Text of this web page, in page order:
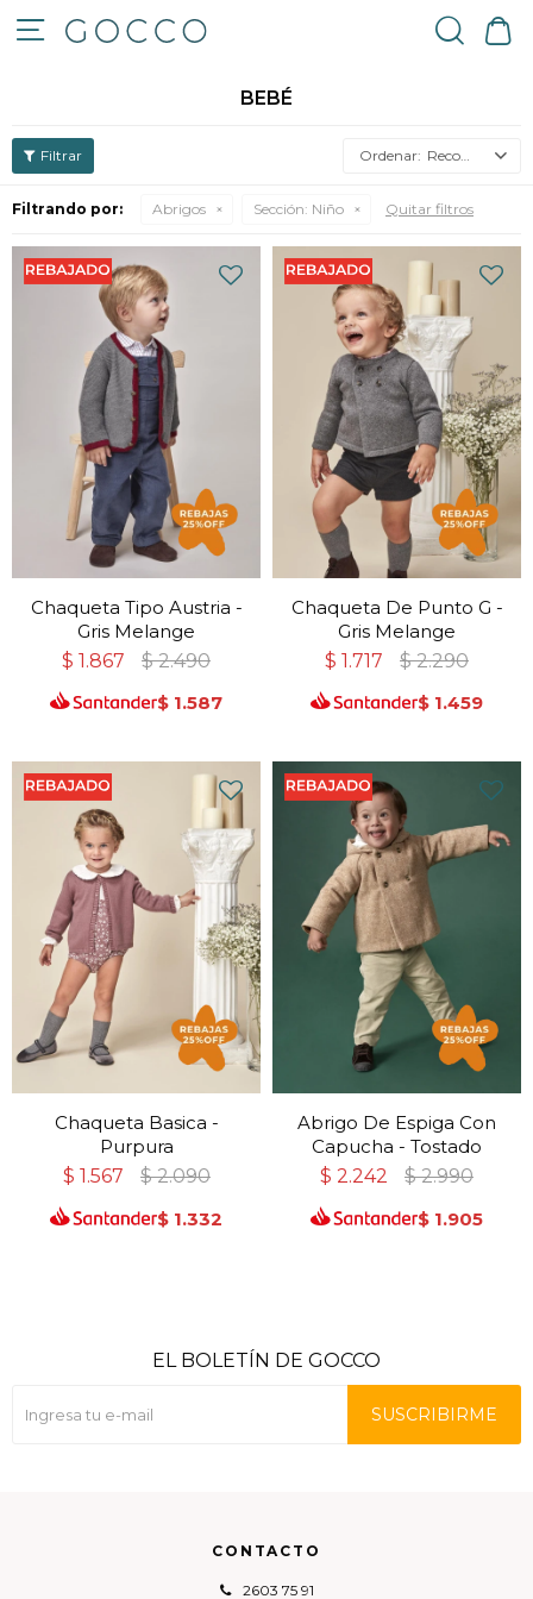

BEBÉ
Recomendados
Filtrando por: Abrigos Sección: Niño Quitar filtros
Chaqueta Tipo Austria -
Gris Melange
$ 1.867 $ 2.490
$ 1.587
Chaqueta De Punto G -
Gris Melange
$ 1.717 $ 2.290
$ 1.459
Chaqueta Basica -
Purpura
$ 1.567 $ 2.090
$ 1.332
Abrigo De Espiga Con
Capucha - Tostado
$ 2.242 $ 2.990
$ 1.905
CONTACTO
2603 75 91
EL BOLETÍN DE GOCCO
SUSCRIBIRME